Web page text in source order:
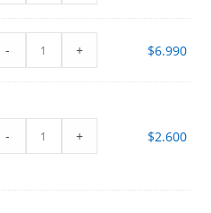
- + $6.990
- + $2.600